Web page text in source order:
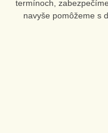
termínoch,
navyše pomôžeme s